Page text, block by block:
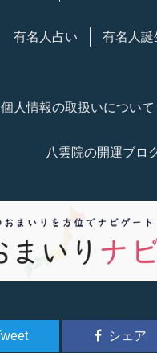
有名人占い 有名人誕
個人情報の取扱いについて
八雲院の開運ブロ
シェア